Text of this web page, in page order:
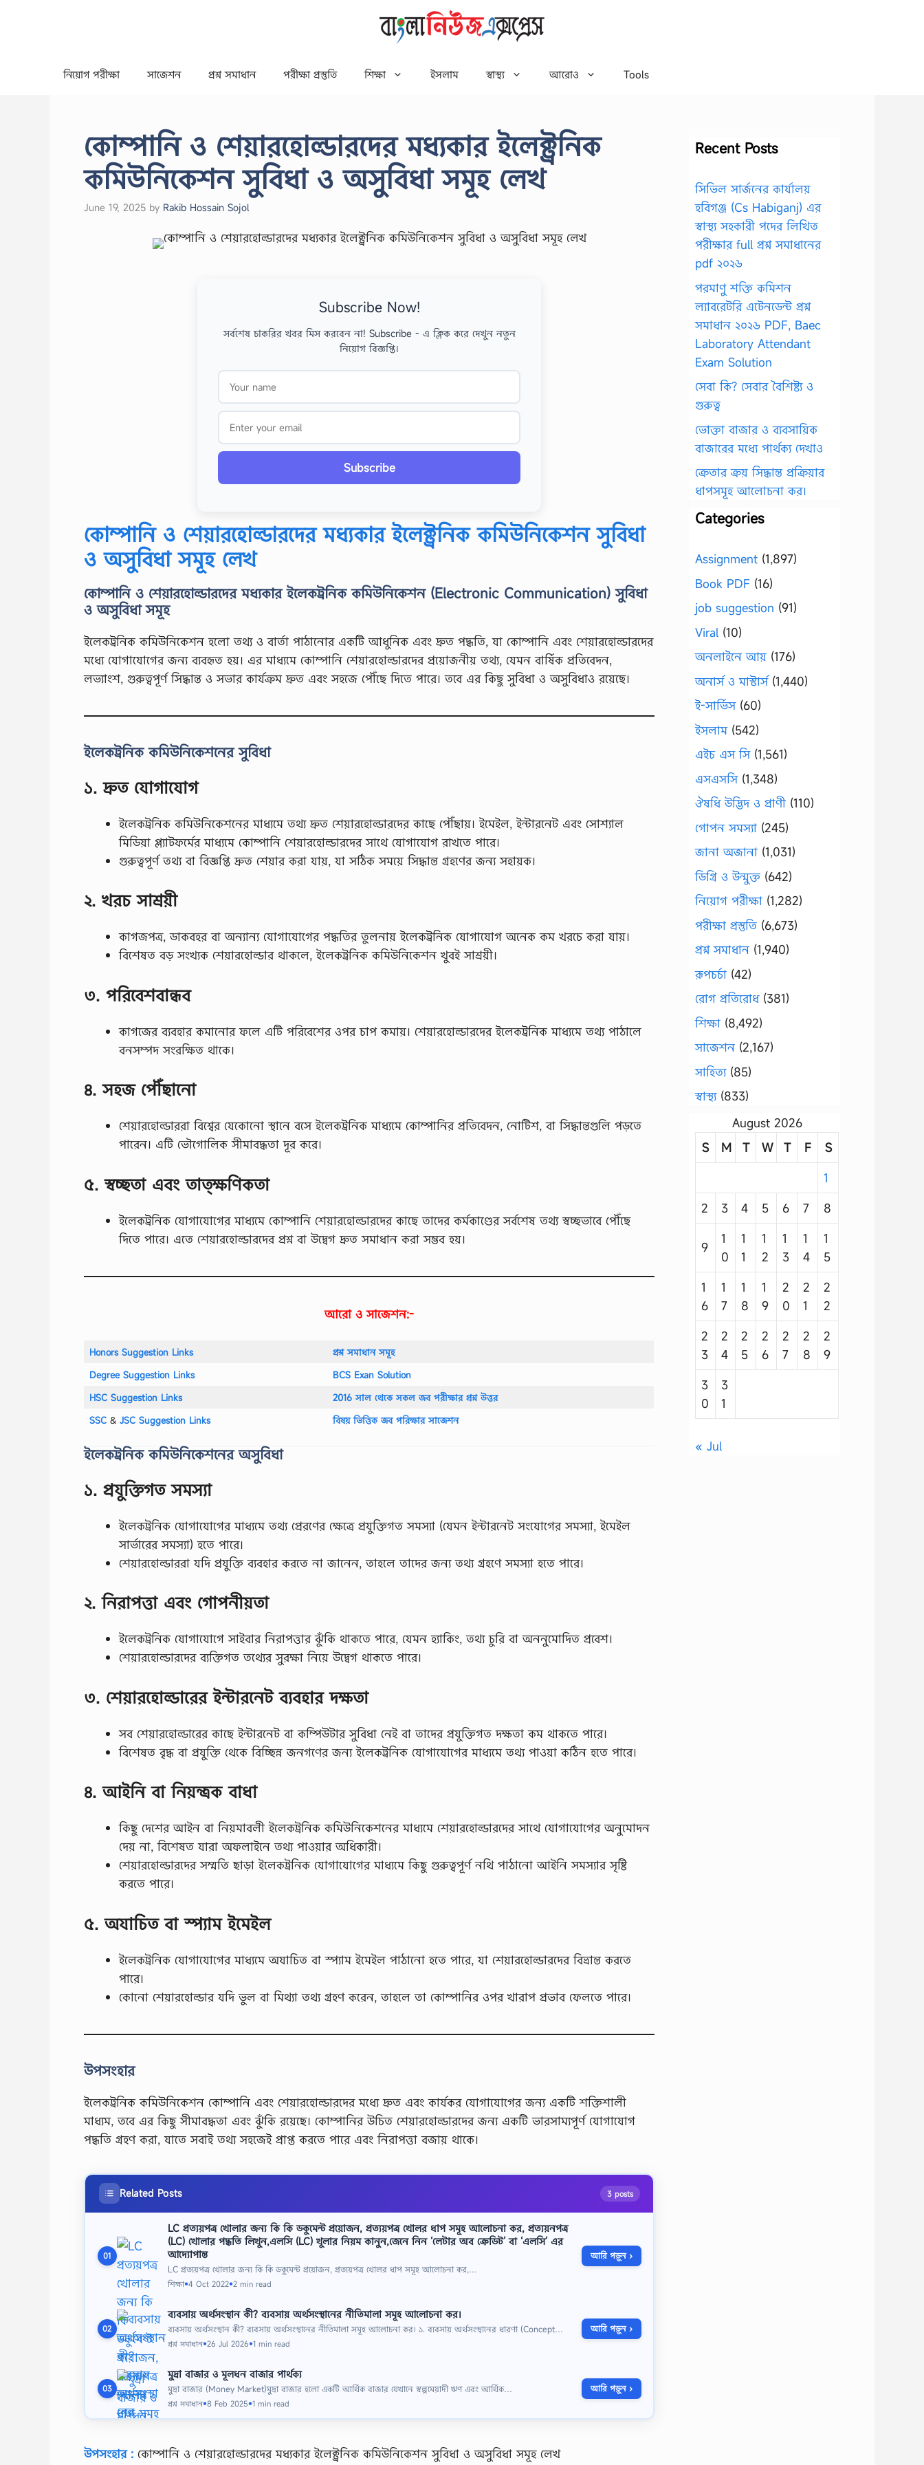
নিয়োগ পরীক্ষা সাজেশন প্রশ্ন সমাধান পরীক্ষা প্রস্তুতি শিক্ষা ইসলাম স্বাস্থ্য আরোও Tools
কোম্পানি ও শেয়ারহোল্ডারদের মধ্যকার ইলেক্ট্রনিক
কমিউনিকেশন সুবিধা ও অসুবিধা সমূহ লেখ
June 19, 2025 by Rakib Hossain Sojol
Subscribe Now!
সর্বশেষ চাকরির খবর মিস করবেন না! Subscribe - এ ক্লিক করে দেখুন নতুন
নিয়োগ বিজ্ঞপ্তি।
Subscribe
কোম্পানি ও শেয়ারহোল্ডারদের মধ্যকার ইলেক্ট্রনিক কমিউনিকেশন সুবিধা
ও অসুবিধা সমূহ লেখ
কোম্পানি ও শেয়ারহোল্ডারদের মধ্যকার ইলেকট্রনিক কমিউনিকেশন (Electronic Communication) সুবিধা
ও অসুবিধা সমূহ
ইলেকট্রনিক কমিউনিকেশন হলো তথ্য ও বার্তা পাঠানোর একটি আধুনিক এবং দ্রুত পদ্ধতি, যা কোম্পানি এবং শেয়ারহোল্ডারদের
মধ্যে যোগাযোগের জন্য ব্যবহৃত হয়। এর মাধ্যমে কোম্পানি শেয়ারহোল্ডারদের প্রয়োজনীয় তথ্য, যেমন বার্ষিক প্রতিবেদন,
লভ্যাংশ, গুরুত্বপূর্ণ সিদ্ধান্ত ও সভার কার্যক্রম দ্রুত এবং সহজে পৌঁছে দিতে পারে। তবে এর কিছু সুবিধা ও অসুবিধাও রয়েছে।
ইলেকট্রনিক কমিউনিকেশনের সুবিধা
১. দ্রুত যোগাযোগ
ইলেকট্রনিক কমিউনিকেশনের মাধ্যমে তথ্য দ্রুত শেয়ারহোল্ডারদের কাছে পৌঁছায়। ইমেইল, ইন্টারনেট এবং সোশ্যাল
মিডিয়া প্ল্যাটফর্মের মাধ্যমে কোম্পানি শেয়ারহোল্ডারদের সাথে যোগাযোগ রাখতে পারে।
গুরুত্বপূর্ণ তথ্য বা বিজ্ঞপ্তি দ্রুত শেয়ার করা যায়, যা সঠিক সময়ে সিদ্ধান্ত গ্রহণের জন্য সহায়ক।
২. খরচ সাশ্রয়ী
কাগজপত্র, ডাকবহর বা অন্যান্য যোগাযোগের পদ্ধতির তুলনায় ইলেকট্রনিক যোগাযোগ অনেক কম খরচে করা যায়।
বিশেষত বড় সংখ্যক শেয়ারহোল্ডার থাকলে, ইলেকট্রনিক কমিউনিকেশন খুবই সাশ্রয়ী।
৩. পরিবেশবান্ধব
কাগজের ব্যবহার কমানোর ফলে এটি পরিবেশের ওপর চাপ কমায়। শেয়ারহোল্ডারদের ইলেকট্রনিক মাধ্যমে তথ্য পাঠালে
বনসম্পদ সংরক্ষিত থাকে।
৪. সহজ পৌঁছানো
শেয়ারহোল্ডাররা বিশ্বের যেকোনো স্থানে বসে ইলেকট্রনিক মাধ্যমে কোম্পানির প্রতিবেদন, নোটিশ, বা সিদ্ধান্তগুলি পড়তে
পারেন। এটি ভৌগোলিক সীমাবদ্ধতা দূর করে।
৫. স্বচ্ছতা এবং তাত্ক্ষণিকতা
ইলেকট্রনিক যোগাযোগের মাধ্যমে কোম্পানি শেয়ারহোল্ডারদের কাছে তাদের কর্মকাণ্ডের সর্বশেষ তথ্য স্বচ্ছভাবে পৌঁছে
দিতে পারে। এতে শেয়ারহোল্ডারদের প্রশ্ন বা উদ্বেগ দ্রুত সমাধান করা সম্ভব হয়।
আরো ও সাজেশন:-
Honors Suggestion Links
প্রশ্ন সমাধান সমূহ
Degree Suggestion Links
BCS Exan Solution
HSC Suggestion Links
2016 সাল থেকে সকল জব পরীক্ষার প্রশ্ন উত্তর
SSC ‍& JSC Suggestion Links বিষয় ভিত্তিক জব পরিক্ষার সাজেশন
ইলেকট্রনিক কমিউনিকেশনের অসুবিধা
১. প্রযুক্তিগত সমস্যা
ইলেকট্রনিক যোগাযোগের মাধ্যমে তথ্য প্রেরণের ক্ষেত্রে প্রযুক্তিগত সমস্যা (যেমন ইন্টারনেট সংযোগের সমস্যা, ইমেইল
সার্ভারের সমস্যা) হতে পারে।
শেয়ারহোল্ডাররা যদি প্রযুক্তি ব্যবহার করতে না জানেন, তাহলে তাদের জন্য তথ্য গ্রহণে সমস্যা হতে পারে।
২. নিরাপত্তা এবং গোপনীয়তা
ইলেকট্রনিক যোগাযোগে সাইবার নিরাপত্তার ঝুঁকি থাকতে পারে, যেমন হ্যাকিং, তথ্য চুরি বা অননুমোদিত প্রবেশ।
শেয়ারহোল্ডারদের ব্যক্তিগত তথ্যের সুরক্ষা নিয়ে উদ্বেগ থাকতে পারে।
৩. শেয়ারহোল্ডারের ইন্টারনেট ব্যবহার দক্ষতা
সব শেয়ারহোল্ডারের কাছে ইন্টারনেট বা কম্পিউটার সুবিধা নেই বা তাদের প্রযুক্তিগত দক্ষতা কম থাকতে পারে।
বিশেষত বৃদ্ধ বা প্রযুক্তি থেকে বিচ্ছিন্ন জনগণের জন্য ইলেকট্রনিক যোগাযোগের মাধ্যমে তথ্য পাওয়া কঠিন হতে পারে।
৪. আইনি বা নিয়ন্ত্রক বাধা
কিছু দেশের আইন বা নিয়মাবলী ইলেকট্রনিক কমিউনিকেশনের মাধ্যমে শেয়ারহোল্ডারদের সাথে যোগাযোগের অনুমোদন
দেয় না, বিশেষত যারা অফলাইনে তথ্য পাওয়ার অধিকারী।
শেয়ারহোল্ডারদের সম্মতি ছাড়া ইলেকট্রনিক যোগাযোগের মাধ্যমে কিছু গুরুত্বপূর্ণ নথি পাঠানো আইনি সমস্যার সৃষ্টি
করতে পারে।
৫. অযাচিত বা স্প্যাম ইমেইল
ইলেকট্রনিক যোগাযোগের মাধ্যমে অযাচিত বা স্প্যাম ইমেইল পাঠানো হতে পারে, যা শেয়ারহোল্ডারদের বিভ্রান্ত করতে
পারে।
কোনো শেয়ারহোল্ডার যদি ভুল বা মিথ্যা তথ্য গ্রহণ করেন, তাহলে তা কোম্পানির ওপর খারাপ প্রভাব ফেলতে পারে।
উপসংহার
ইলেকট্রনিক কমিউনিকেশন কোম্পানি এবং শেয়ারহোল্ডারদের মধ্যে দ্রুত এবং কার্যকর যোগাযোগের জন্য একটি শক্তিশালী
মাধ্যম, তবে এর কিছু সীমাবদ্ধতা এবং ঝুঁকি রয়েছে। কোম্পানির উচিত শেয়ারহোল্ডারদের জন্য একটি ভারসাম্যপূর্ণ যোগাযোগ
পদ্ধতি গ্রহণ করা, যাতে সবাই তথ্য সহজেই প্রাপ্ত করতে পারে এবং নিরাপত্তা বজায় থাকে।
Related Posts 3 posts
01
LC প্রত্যয়পত্র খোলার জন্য কি কি ডকুমেন্ট প্রয়ােজন, প্রত্যয়পত্র খােলর ধাপ সমূহ আলােচনা কর, প্রত্যয়নপত্র
(LC) খোলার পদ্ধতি লিখুন,এলসি (LC) খুলার নিয়ম কানুন,জেনে নিন ‘লেটার অব ক্রেডিট’ বা ‘এলসি’ এর
আদ্যোপান্ত
LC প্রত্যয়পত্র খোলার জন্য কি কি ডকুমেন্ট প্রয়ােজন, প্রত্যয়পত্র খােলর ধাপ সমূহ আলােচনা কর,…
শিক্ষা●4 Oct 2022●2 min read
আরি পড়ুন ›
02
ব্যবসায় অর্থসংস্থান কী? ব্যবসায় অর্থসংস্থানের নীতিমালা সমূহ আলোচনা কর।
ব্যবসায় অর্থসংস্থান কী? ব্যবসায় অর্থসংস্থানের নীতিমালা সমূহ আলোচনা কর। ১. ব্যবসায় অর্থসংস্থানের ধারণা (Concept…
প্রশ্ন সমাধান●26 Jul 2026●1 min read
আরি পড়ুন ›
03
মুদ্রা বাজার ও মূলধন বাজার পার্থক্য
মুদ্রা বাজার (Money Market)মুদ্রা বাজার হলো একটি আর্থিক বাজার যেখানে স্বল্পমেয়াদী ঋণ এবং আর্থিক…
প্রশ্ন সমাধান●8 Feb 2025●1 min read
আরি পড়ুন ›
উপসংহার : কোম্পানি ও শেয়ারহোল্ডারদের মধ্যকার ইলেক্ট্রনিক কমিউনিকেশন সুবিধা ও অসুবিধা সমূহ লেখ
Recent Posts
সিভিল সার্জনের কার্যালয়
হবিগঞ্জ (Cs Habiganj) এর
স্বাস্থ্য সহকারী পদের লিখিত
পরীক্ষার full প্রশ্ন সমাধানের
pdf ২০২৬
পরমাণু শক্তি কমিশন
ল্যাবরেটরি এটেনডেন্ট প্রশ্ন
সমাধান ২০২৬ PDF, Baec
Laboratory Attendant
Exam Solution
সেবা কি? সেবার বৈশিষ্ট্য ও
গুরুত্ব
ভোক্তা বাজার ও ব্যবসায়িক
বাজারের মধ্যে পার্থক্য দেখাও
ক্রেতার ক্রয় সিদ্ধান্ত প্রক্রিয়ার
ধাপসমূহ আলোচনা কর।
Categories
Assignment (1,897)
Book PDF (16)
job suggestion (91)
Viral (10)
অনলাইনে আয় (176)
অনার্স ও মাস্টার্স(1,440)
ই-সার্ভিস(60)
ইসলাম(542)
এইচ এস সি(1,561)
এসএসসি(1,348)
ঔষধি উদ্ভিদ ও প্রাণী (110)
গোপন সমস্যা (245)
জানা অজানা (1,031)
ডিগ্রি ও উন্মুক্ত (642)
নিয়োগ পরীক্ষা (1,282)
পরীক্ষা প্রস্তুতি (6,673)
প্রশ্ন সমাধান (1,940)
রূপচর্চা (42)
রোগ প্রতিরোধ(381)
শিক্ষা (8,492)
সাজেশন (2,167)
সাহিত্য(85)
স্বাস্থ্য(833)
August 2026
S
M T W T F
S
1
2
3 4 5 6 7 8
9
1
0
1
1
1
2
1
3
1
4
1
5
1
6
1
7
1
8
1
9
2
0
2
1
2
2
2
3
2
4
2
5
2
6
2
7
2
8
2
9
3
0
3
1
« Jul